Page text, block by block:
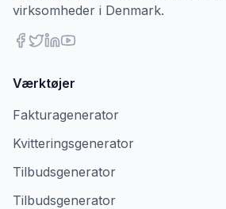
virksomheder i Denmark.
Værktøjer
Fakturagenerator
Kvitteringsgenerator
Tilbudsgenerator
Tilbudsgenerator